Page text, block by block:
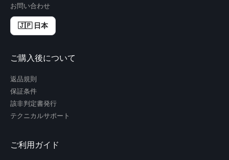
お問い合わせ
🇯🇵 日本
ご購入後について
返品規則
保証条件
該非判定書発行
テクニカルサポート
ご利用ガイド